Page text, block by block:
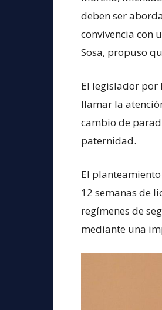
deben ser
convivencia con
Sosa, propuso
El legislador por
llamar la
cambio de
paternidad.
El
12 semanas de
regímenes de
mediante una